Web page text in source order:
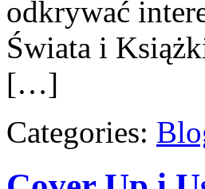
odkrywać
Świata i
[…]
Categories: